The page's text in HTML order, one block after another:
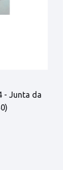
- Junta da